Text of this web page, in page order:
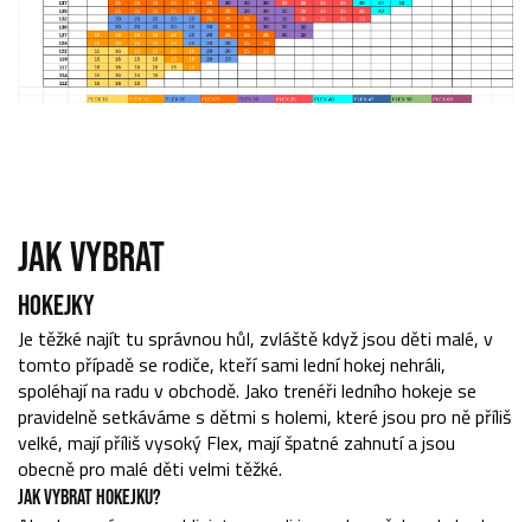
JAK VYBRAT
HOKEJKY
Je těžké najít tu správnou hůl, zvláště když jsou děti malé, v
tomto případě se rodiče, kteří sami lední hokej nehráli,
spoléhají na radu v obchodě. Jako trenéři ledního hokeje se
pravidelně setkáváme s dětmi s holemi, které jsou pro ně příliš
velké, mají příliš vysoký Flex, mají špatné zahnutí a jsou
obecně pro malé děti velmi těžké.
JAK VYBRAT HOKEJKU?